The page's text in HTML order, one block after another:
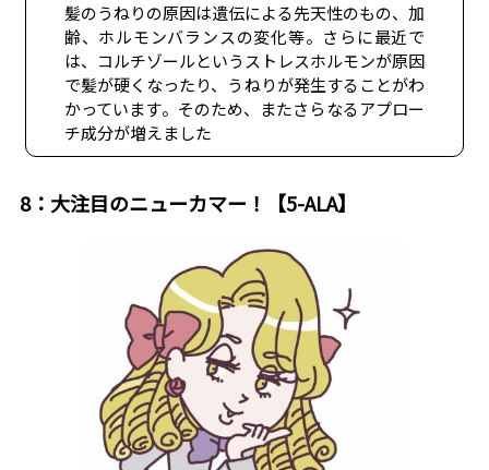
髪のうねりの原因は遺伝による先天性のもの、加
齢、ホルモンバランスの変化等。さらに最近で
は、コルチゾールというストレスホルモンが原因
で髪が硬くなったり、うねりが発生することがわ
かっています。そのため、またさらなるアプロー
チ成分が増えました
8：大注目のニューカマー！【5-ALA】